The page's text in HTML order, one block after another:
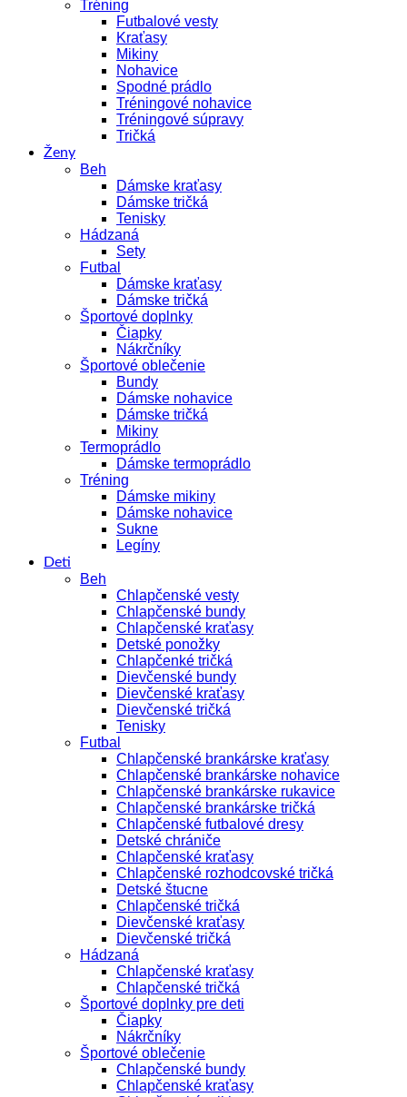
Tréning
Futbalové vesty
Kraťasy
Mikiny
Nohavice
Spodné prádlo
Tréningové nohavice
Tréningové súpravy
Tričká
Ženy
Beh
Dámske kraťasy
Dámske tričká
Tenisky
Hádzaná
Sety
Futbal
Dámske kraťasy
Dámske tričká
Športové doplnky
Čiapky
Nákrčníky
Športové oblečenie
Bundy
Dámske nohavice
Dámske tričká
Mikiny
Termoprádlo
Dámske termoprádlo
Tréning
Dámske mikiny
Dámske nohavice
Sukne
Legíny
Deti
Beh
Chlapčenské vesty
Chlapčenské bundy
Chlapčenské kraťasy
Detské ponožky
Chlapčenké tričká
Dievčenské bundy
Dievčenské kraťasy
Dievčenské tričká
Tenisky
Futbal
Chlapčenské brankárske kraťasy
Chlapčenské brankárske nohavice
Chlapčenské brankárske rukavice
Chlapčenské brankárske tričká
Chlapčenské futbalové dresy
Detské chrániče
Chlapčenské kraťasy
Chlapčenské rozhodcovské tričká
Detské štucne
Chlapčenské tričká
Dievčenské kraťasy
Dievčenské tričká
Hádzaná
Chlapčenské kraťasy
Chlapčenské tričká
Športové doplnky pre deti
Čiapky
Nákrčníky
Športové oblečenie
Chlapčenské bundy
Chlapčenské kraťasy